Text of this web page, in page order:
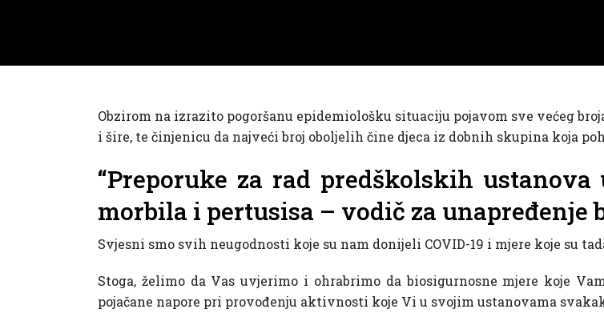
Obzirom na izrazito pogoršanu epidemiološku situaciju pojavom sve većeg
i šire, te činjenicu da najveći broj oboljelih čine djeca iz dobnih skupina koja
“Preporuke za rad predškolskih
morbila i pertusisa – vodič za unapređenje
Svjesni smo svih neugodnosti koje su nam donijeli COVID-19 i mjere koje su
Stoga, želimo da Vas uvjerimo i ohrabrimo da biosigurnosne mjere koje
pojačane napore pri provođenju aktivnosti koje Vi u svojim ustanovama